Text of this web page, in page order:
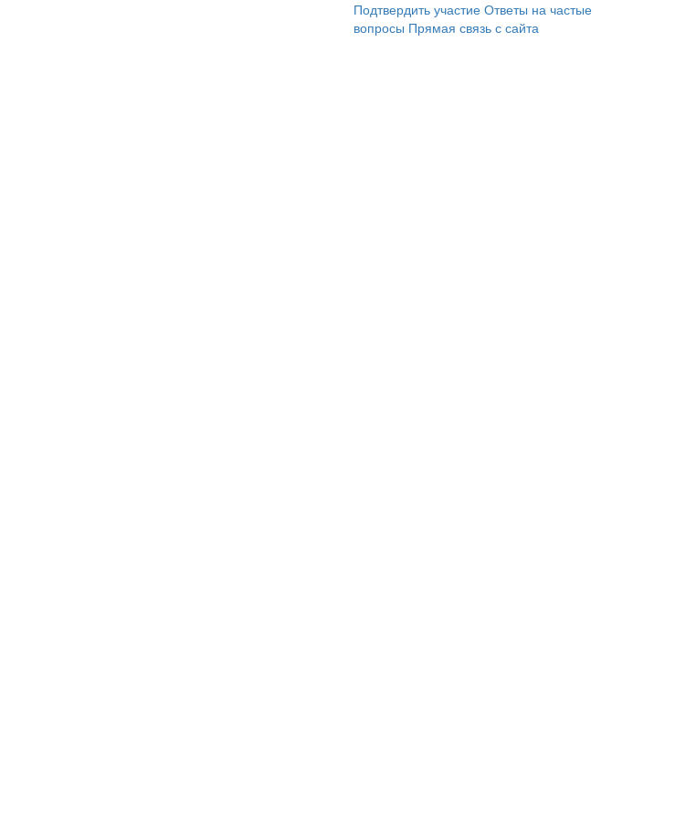
Подтвердить участие Ответы на частые
вопросы Прямая связь с сайта